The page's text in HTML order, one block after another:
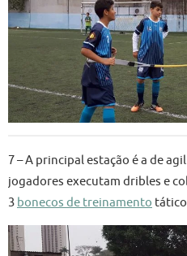
7 – A principal estação é a de
jogadores executam dribles e
3 bonecos de treinamento